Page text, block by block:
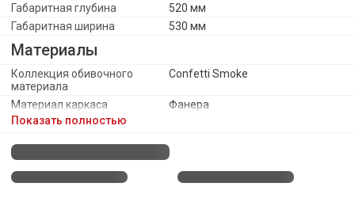
Габаритная глубина
520 мм
Габаритная ширина
530 мм
Материалы
Коллекция обивочного
материала
Confetti Smoke
Материал каркаса
Фанера
Материал ножек/опоры
Каркас
Показать полностью